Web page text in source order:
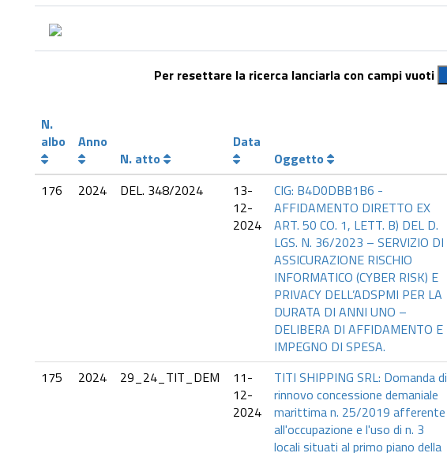
Per resettare la ricerca lanciarla con campi vuoti
N.
albo
Anno
N. atto
Data
Oggetto
176 2024 DEL. 348/2024
13-
12-
2024
CIG: B4D0DBB1B6 -
AFFIDAMENTO DIRETTO EX
ART. 50 CO. 1, LETT. B) DEL D.
LGS. N. 36/2023 – SERVIZIO DI
ASSICURAZIONE RISCHIO
INFORMATICO (CYBER RISK) E
PRIVACY DELL’ADSPMI PER LA
DURATA DI ANNI UNO –
DELIBERA DI AFFIDAMENTO E
IMPEGNO DI SPESA.
175 2024 29_24_TIT_DEM
11-
12-
2024
TITI SHIPPING SRL: Domanda di
rinnovo concessione demaniale
marittima n. 25/2019 afferente
all'occupazione e l'uso di n. 3
locali situati al primo piano della